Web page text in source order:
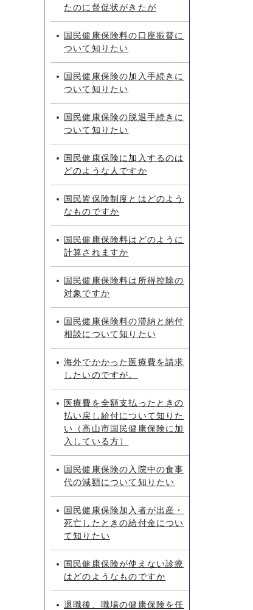
たのに督促状がきたが
国民健康保険料の口座振替に
ついて知りたい
国民健康保険の加入手続きに
ついて知りたい
国民健康保険の脱退手続きに
ついて知りたい
国民健康保険に加入するのは
どのような人ですか
国民皆保険制度とはどのよう
なものですか
国民健康保険料はどのように
計算されますか
国民健康保険料は所得控除の
対象ですか
国民健康保険料の滞納と納付
相談について知りたい
海外でかかった医療費を請求
したいのですが。
医療費を全額支払ったときの
払い戻し給付について知りた
い（高山市国民健康保険に加
入している方）
国民健康保険の入院中の食事
代の減額について知りたい
国民健康保険加入者が出産・
死亡したときの給付金につい
て知りたい
国民健康保険が使えない診療
はどのようなものですか
退職後、職場の健康保険を任